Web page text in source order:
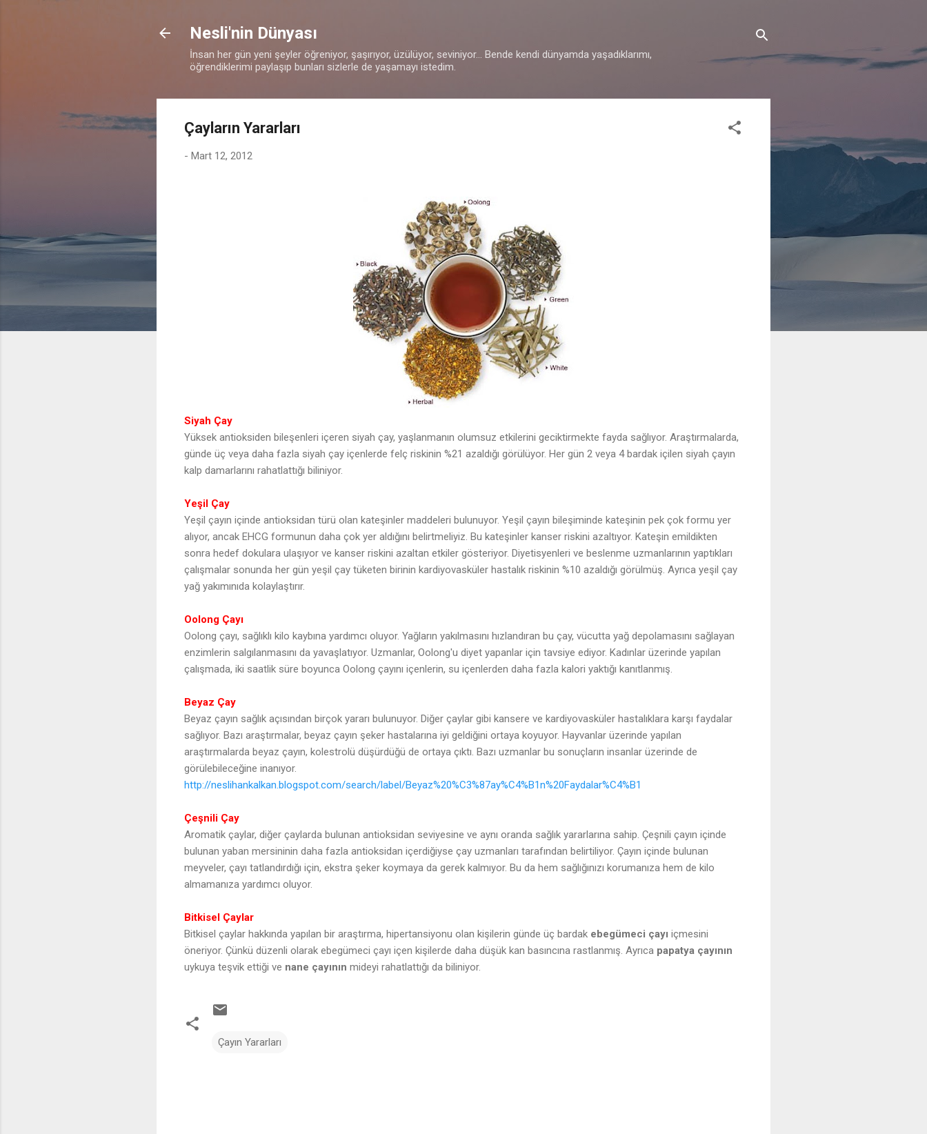
Nesli'nin Dünyası
İnsan her gün yeni şeyler öğreniyor, şaşırıyor, üzülüyor, seviniyor... Bende kendi dünyamda yaşadıklarımı,
öğrendiklerimi paylaşıp bunları sizlerle de yaşamayı istedim.
Çayların Yararları
- Mart 12, 2012
Siyah Çay
Yüksek antioksiden bileşenleri içeren siyah çay, yaşlanmanın olumsuz etkilerini geciktirmekte fayda sağlıyor. Araştırmalarda,
günde üç veya daha fazla siyah çay içenlerde felç riskinin %21 azaldığı görülüyor. Her gün 2 veya 4 bardak içilen siyah çayın
kalp damarlarını rahatlattığı biliniyor.
Yeşil Çay
Yeşil çayın içinde antioksidan türü olan kateşinler maddeleri bulunuyor. Yeşil çayın bileşiminde kateşinin pek çok formu yer
alıyor, ancak EHCG formunun daha çok yer aldığını belirtmeliyiz. Bu kateşinler kanser riskini azaltıyor. Kateşin emildikten
sonra hedef dokulara ulaşıyor ve kanser riskini azaltan etkiler gösteriyor. Diyetisyenleri ve beslenme uzmanlarının yaptıkları
çalışmalar sonunda her gün yeşil çay tüketen birinin kardiyovasküler hastalık riskinin %10 azaldığı görülmüş. Ayrıca yeşil çay
yağ yakımınıda kolaylaştırır.
Oolong Çayı
Oolong çayı, sağlıklı kilo kaybına yardımcı oluyor. Yağların yakılmasını hızlandıran bu çay, vücutta yağ depolamasını sağlayan
enzimlerin salgılanmasını da yavaşlatıyor. Uzmanlar, Oolong'u diyet yapanlar için tavsiye ediyor. Kadınlar üzerinde yapılan
çalışmada, iki saatlik süre boyunca Oolong çayını içenlerin, su içenlerden daha fazla kalori yaktığı kanıtlanmış.
Beyaz Çay
Beyaz çayın sağlık açısından birçok yararı bulunuyor. Diğer çaylar gibi kansere ve kardiyovasküler hastalıklara karşı faydalar
sağlıyor. Bazı araştırmalar, beyaz çayın şeker hastalarına iyi geldiğini ortaya koyuyor. Hayvanlar üzerinde yapılan
araştırmalarda beyaz çayın, kolestrolü düşürdüğü de ortaya çıktı. Bazı uzmanlar bu sonuçların insanlar üzerinde de
görülebileceğine inanıyor.
http://neslihankalkan.blogspot.com/search/label/Beyaz%20%C3%87ay%C4%B1n%20Faydalar%C4%B1
Çeşnili Çay
Aromatik çaylar, diğer çaylarda bulunan antioksidan seviyesine ve aynı oranda sağlık yararlarına sahip. Çeşnili çayın içinde
bulunan yaban mersininin daha fazla antioksidan içerdiğiyse çay uzmanları tarafından belirtiliyor. Çayın içinde bulunan
meyveler, çayı tatlandırdığı için, ekstra şeker koymaya da gerek kalmıyor. Bu da hem sağlığınızı korumanıza hem de kilo
almamanıza yardımcı oluyor.
Bitkisel Çaylar
Bitkisel çaylar hakkında yapılan bir araştırma, hipertansiyonu olan kişilerin günde üç bardak ebegümeci çayı içmesini
öneriyor. Çünkü düzenli olarak ebegümeci çayı içen kişilerde daha düşük kan basıncına rastlanmış. Ayrıca papatya çayının
uykuya teşvik ettiği ve nane çayının mideyi rahatlattığı da biliniyor.
Çayın Yararları